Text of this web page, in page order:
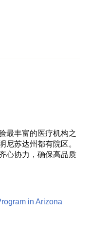
最丰富的医疗机构之
尼苏达州都有院区。
心协力，确保高品质
in Arizona